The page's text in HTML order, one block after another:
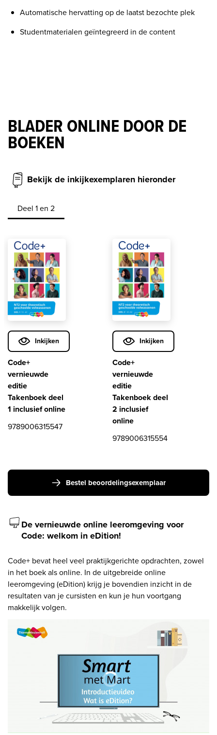
Automatische hervatting op de laatst bezochte plek
Studentmaterialen geïntegreerd in de content
BLADER ONLINE DOOR DE
BOEKEN
Bekijk de inkijkexemplaren hieronder
Deel 1 en 2
Inkijken
Code+
vernieuwde
editie
Takenboek deel
1 inclusief online
9789006315547
Inkijken
Code+
vernieuwde
editie
Takenboek deel
2 inclusief
online
9789006315554
Bestel beoordelingsexemplaar
De vernieuwde online leeromgeving voor
Code: welkom in eDition!
Code+ bevat heel veel praktijkgerichte opdrachten, zowel
in het boek als online. In de uitgebreide online
leeromgeving (eDition) krijg je bovendien inzicht in de
resultaten van je cursisten en kun je hun voortgang
makkelijk volgen.